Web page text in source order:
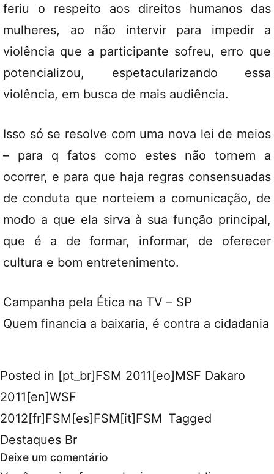
feriu o respeito aos direitos humanos das
mulheres, ao não intervir para impedir a
violência que a participante sofreu, erro que
potencializou, espetacularizando essa
violência, em busca de mais audiência.
Isso só se resolve com uma nova lei de meios
– para q fatos como estes não tornem a
ocorrer, e para que haja regras consensuadas
de conduta que norteiem a comunicação, de
modo a que ela sirva à sua função principal,
que é a de formar, informar, de oferecer
cultura e bom entretenimento.
Campanha pela Ética na TV – SP
Quem financia a baixaria, é contra a cidadania
Posted in [pt_br]FSM 2011[eo]MSF Dakaro
2011[en]WSF
2012[fr]FSM[es]FSM[it]FSM Tagged
Destaques Br
Deixe um comentário